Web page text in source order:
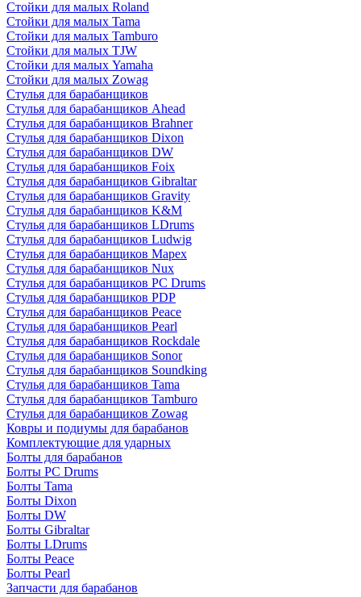
Стойки для малых Roland
Стойки для малых Tama
Стойки для малых Tamburo
Стойки для малых TJW
Стойки для малых Yamaha
Стойки для малых Zowag
Стулья для барабанщиков
Стулья для барабанщиков Ahead
Стулья для барабанщиков Brahner
Стулья для барабанщиков Dixon
Стулья для барабанщиков DW
Стулья для барабанщиков Foix
Стулья для барабанщиков Gibraltar
Стулья для барабанщиков Gravity
Стулья для барабанщиков K&M
Стулья для барабанщиков LDrums
Стулья для барабанщиков Ludwig
Стулья для барабанщиков Mapex
Стулья для барабанщиков Nux
Стулья для барабанщиков PC Drums
Стулья для барабанщиков PDP
Стулья для барабанщиков Peace
Стулья для барабанщиков Pearl
Стулья для барабанщиков Rockdale
Стулья для барабанщиков Sonor
Стулья для барабанщиков Soundking
Стулья для барабанщиков Tama
Стулья для барабанщиков Tamburo
Стулья для барабанщиков Zowag
Ковры и подиумы для барабанов
Комплектующие для ударных
Болты для барабанов
Болты PC Drums
Болты Tama
Болты Dixon
Болты DW
Болты Gibraltar
Болты LDrums
Болты Peace
Болты Pearl
Запчасти для барабанов